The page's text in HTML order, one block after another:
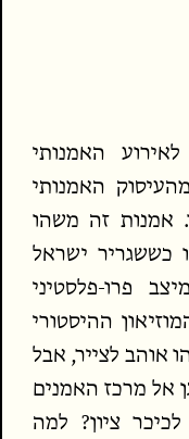
האמנותי
האמנותי
אמנות זה משהו
כששגריר ישראל
פרו-פלסטיני
וטירוף האמת', 2004, המוזיאון ההיסטורי
אוהב לצייר, אבל
אל מרכז האמנים
ציון? למה